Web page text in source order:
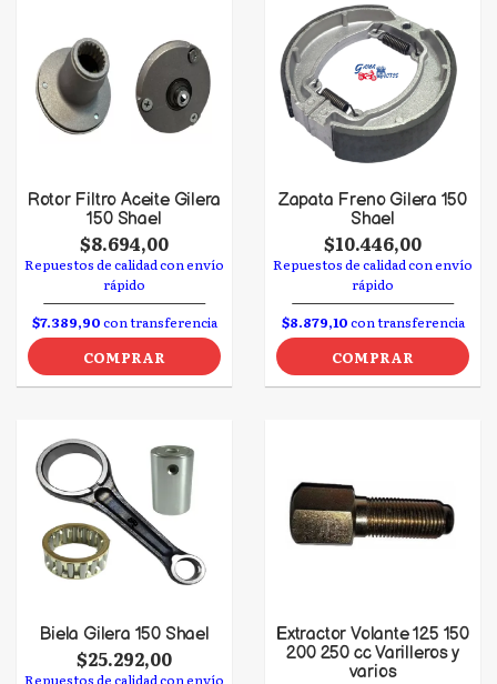
Rotor Filtro Aceite Gilera
150 Shael
$8.694,00
Repuestos de calidad con envío
rápido
$7.389,90con transferencia
COMPRAR
Zapata Freno Gilera 150
Shael
$10.446,00
Repuestos de calidad con envío
rápido
$8.879,10con transferencia
COMPRAR
Biela Gilera 150 Shael
$25.292,00
Repuestos de calidad con envío
Extractor Volante 125 150
200 250 cc Varilleros y
varios